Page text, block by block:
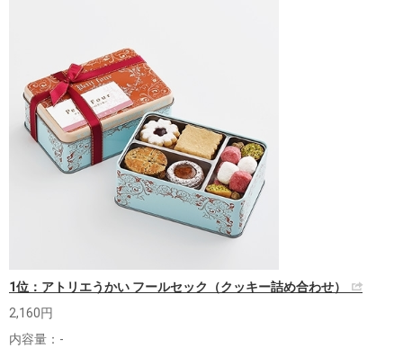
1位：アトリエうかい フールセック（クッキー詰め合わせ）
2,160円
内容量：-